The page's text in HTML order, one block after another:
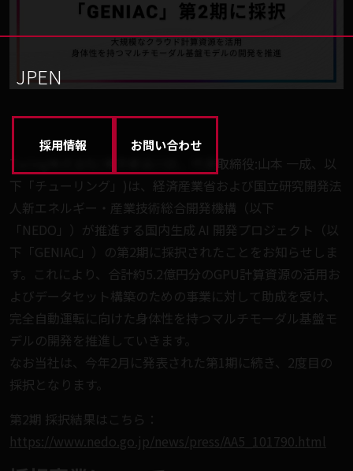
EN
JP
採用情報 お問い合わせ
Turing株式会社(東京都品川区、代表取締役:山本 一成、以
下「チューリング」)は、経済産業省および国立研究開発法
人新エネルギー・産業技術総合開発機構（以下
「NEDO」）が推進する国内生成 AI 開発プロジェクト（以
下「GENIAC」）の第2期に採択されたことをお知らせしま
す。これにより、合計約5.2億円分のGPU計算資源の活用お
よびデータセット構築のための事業に対して助成を受け、
完全自動運転に向けた身体性を持つマルチモーダル基盤モ
デルの開発を推進していきます。
なお当社は、 今年2月に発表された第1期に続き、2度目の
採択となります。
第2期 採択結果はこちら：
https://www.nedo.go.jp/news/press/AA5_101790.html